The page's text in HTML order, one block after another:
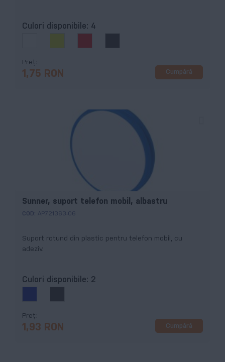
Culori disponibile: 4
Preț
1,75 RON Cumpără
Sunner, suport telefon mobil, albastru
COD: AP721363-06
Suport rotund din plastic pentru telefon mobil, cu
adeziv.
Culori disponibile: 2
Preț
1,93 RON Cumpără